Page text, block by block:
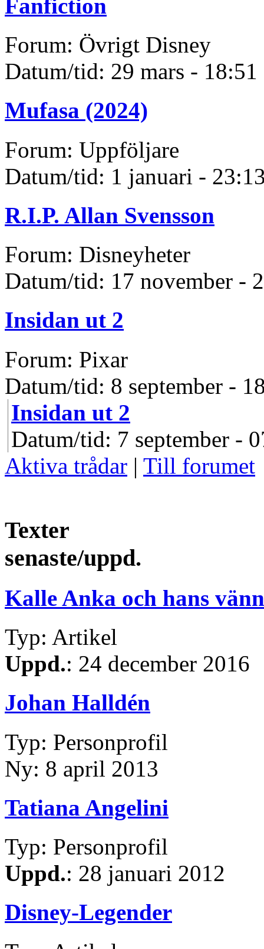
Fanfiction
Forum: Övrigt Disney
Datum/tid: 29 mars - 18:51
Mufasa (2024)
Forum: Uppföljare
Datum/tid: 1 januari -
R.I.P. Allan Svensson
Forum: Disneyheter
Datum/tid: 17 november -
Insidan ut 2
Forum: Pixar
Datum/tid: 8 september -
Insidan ut 2
Datum/tid: 7 september -
Aktiva trådar | Till forumet
Texter
senaste/uppd.
Kalle Anka och hans
Typ: Artikel
Uppd.: 24 december 2016
Johan Halldén
Typ: Personprofil
Ny: 8 april 2013
Tatiana Angelini
Typ: Personprofil
Uppd.: 28 januari 2012
Disney-Legender